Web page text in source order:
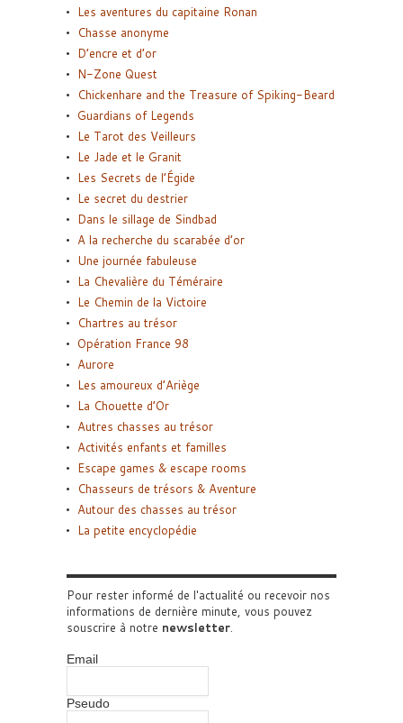
Les aventures du capitaine Ronan
Chasse anonyme
D’encre et d’or
N-Zone Quest
Chickenhare and the Treasure of Spiking-Beard
Guardians of Legends
Le Tarot des Veilleurs
Le Jade et le Granit
Les Secrets de l’Égide
Le secret du destrier
Dans le sillage de Sindbad
A la recherche du scarabée d’or
Une journée fabuleuse
La Chevalière du Téméraire
Le Chemin de la Victoire
Chartres au trésor
Opération France 98
Aurore
Les amoureux d’Ariège
La Chouette d’Or
Autres chasses au trésor
Activités enfants et familles
Escape games & escape rooms
Chasseurs de trésors & Aventure
Autour des chasses au trésor
La petite encyclopédie
Pour rester informé de l'actualité ou recevoir nos
informations de dernière minute, vous pouvez
souscrire à notre newsletter.
Email
Pseudo